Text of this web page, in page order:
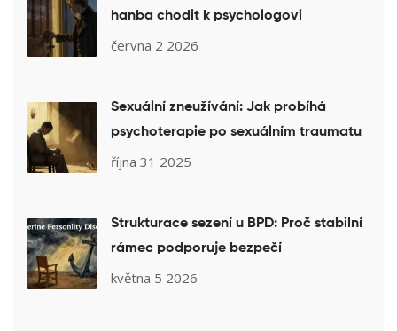
hanba chodit k psychologovi
června 2 2026
Sexuální zneužívání: Jak probíhá
psychoterapie po sexuálním traumatu
října 31 2025
Strukturace sezení u BPD: Proč stabilní
rámec podporuje bezpečí
května 5 2026